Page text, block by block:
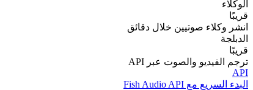
الوكلاء
قريبًا
انشر وكلاء صوتيين خلال دقائق
الدبلجة
قريبًا
ترجم الفيديو والصوت عبر API
API
البدء السريع مع Fish Audio API